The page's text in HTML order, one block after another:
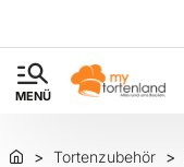
Tortenzubehör